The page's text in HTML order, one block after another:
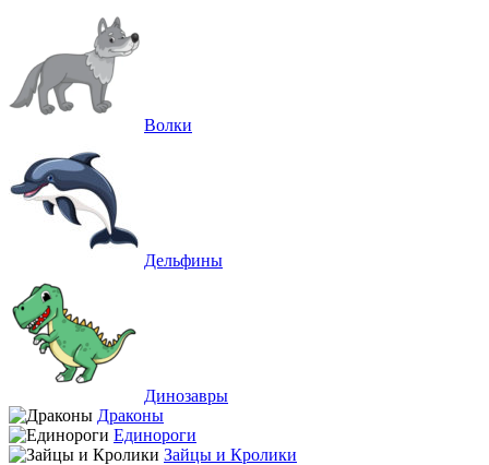
Волки
Дельфины
Динозавры
Драконы
Единороги
Зайцы и Кролики